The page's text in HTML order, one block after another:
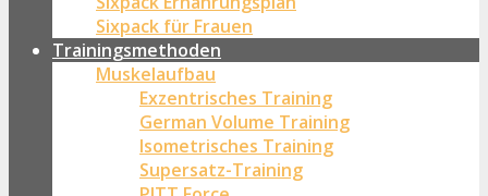
Sixpack für Frauen
Trainingsmethoden
Muskelaufbau
Exzentrisches Training
German Volume Training
Isometrisches Training
Supersatz-Training